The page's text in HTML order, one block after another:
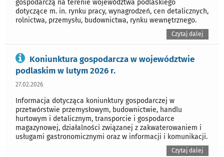
gospodarczą na terenie województwa podlaskiego
dotyczące m. in. rynku pracy, wynagrodzeń, cen detalicznych,
rolnictwa, przemysłu, budownictwa, rynku wewnętrznego.
Czytaj dalej
Koniunktura gospodarcza w województwie
podlaskim w lutym 2026 r.
27.02.2026
Informacja dotycząca koniunktury gospodarczej w
przetwórstwie przemysłowym, budownictwie, handlu
hurtowym i detalicznym, transporcie i gospodarce
magazynowej, działalności związanej z zakwaterowaniem i
usługami gastronomicznymi oraz w informacji i komunikacji.
Czytaj dalej